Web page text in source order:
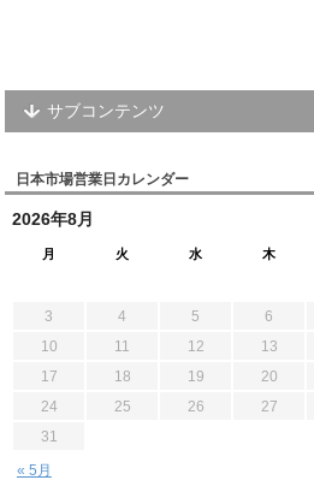
サブコンテンツ
日本市場営業日カレンダー
2026年8月
月 火 水 木
« 5月
3
4 5 6
10
11 12 13
17
18 19 20
24
25 26 27
31